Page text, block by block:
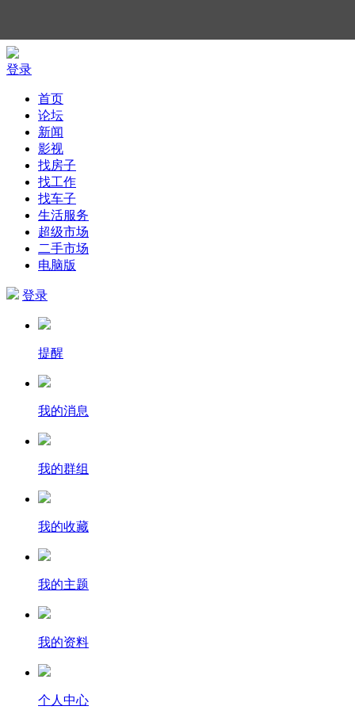
登录
首页
论坛
新闻
影视
找房子
找工作
找车子
生活服务
超级市场
二手市场
电脑版
登录
提醒
我的消息
我的群组
我的收藏
我的主题
我的资料
个人中心